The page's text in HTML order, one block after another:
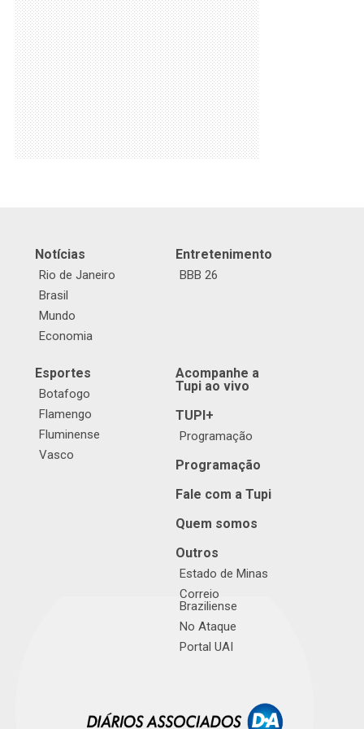
Notícias
Rio de Janeiro
Brasil
Mundo
Economia
Entretenimento
BBB 26
Esportes
Botafogo
Flamengo
Fluminense
Vasco
Acompanhe a
Tupi ao vivo
TUPI+
Programação
Programação
Fale com a Tupi
Quem somos
Outros
Estado de Minas
Correio
Braziliense
No Ataque
Portal UAI